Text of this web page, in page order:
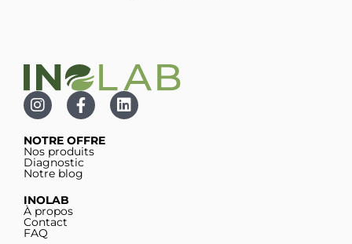
NOTRE OFFRE
Nos produits
Diagnostic
Notre blog
INOLAB
À propos
Contact
FAQ